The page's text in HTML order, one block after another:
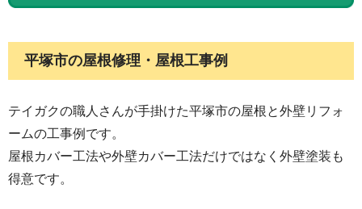
平塚市の屋根修理・屋根工事例
テイガクの職人さんが手掛けた平塚市の屋根と外壁リフォ
ームの工事例です。
屋根カバー工法や外壁カバー工法だけではなく外壁塗装も
得意です。